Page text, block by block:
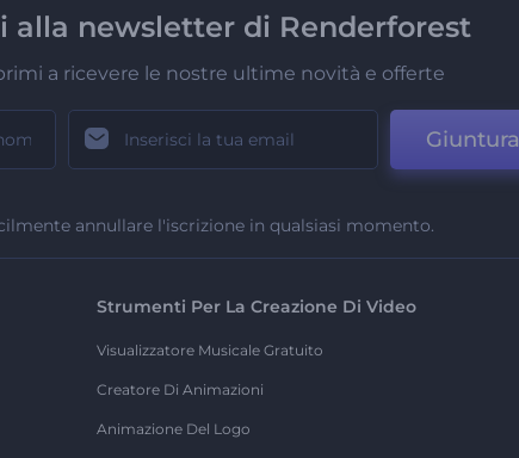
alla newsletter di Renderforest
a ricevere le nostre ultime novità e offerte
Giuntura
annullare l'iscrizione in qualsiasi momento.
Strumenti Per La Creazione Di Video
Visualizzatore Musicale Gratuito
Creatore Di Animazioni
Animazione Del Logo